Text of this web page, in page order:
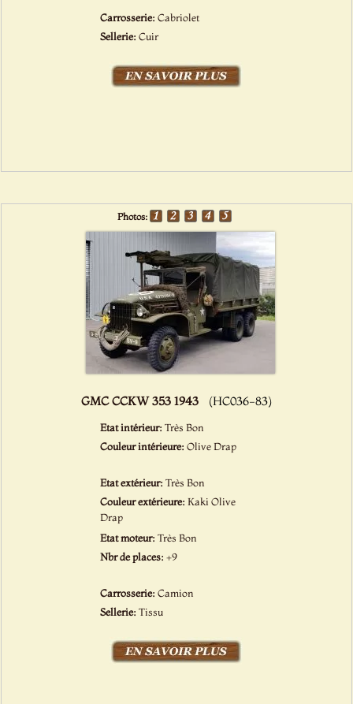
Carrosserie:Cabriolet
Sellerie:Cuir
Photos:
GMC CCKW 353 1943 (HC036-83)
Etat intérieur:Très Bon
Couleur intérieure:Olive Drap
Etat extérieur:Très Bon
Couleur extérieure:Kaki Olive
Drap
Etat moteur:Très Bon
Nbr de places:+9
Carrosserie:Camion
Sellerie:Tissu